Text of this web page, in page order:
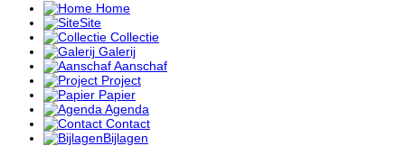
Home
Site
Collectie
Galerij
Aanschaf
Project
Papier
Agenda
Contact
Bijlagen